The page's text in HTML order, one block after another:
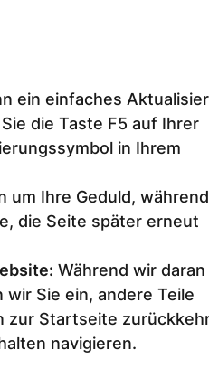
ein einfaches
die Taste F5 auf Ihrer
in Ihrem
um Ihre Geduld,
die Seite später erneut
: Während wir daran
Sie ein, andere Teile
zur Startseite
navigieren.